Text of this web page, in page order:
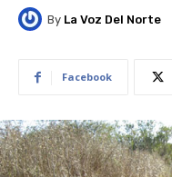
By La Voz Del Norte
Facebook